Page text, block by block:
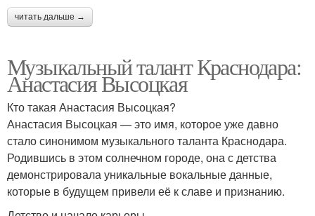
читать дальше →
Музыкальный талант Краснодара:
Анастасия Высоцкая
Кто такая Анастасия Высоцкая?
Анастасия Высоцкая — это имя, которое уже давно
стало синонимом музыкального таланта Краснодара.
Родившись в этом солнечном городе, она с детства
демонстрировала уникальные вокальные данные,
которые в будущем привели её к славе и признанию.